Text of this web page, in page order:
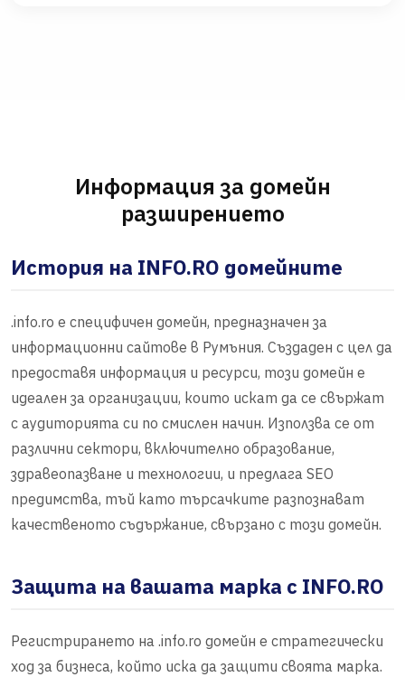
Информация за домейн
разширението
История на INFO.RO домейните
.info.ro е специфичен домейн, предназначен за
информационни сайтове в Румъния. Създаден с цел да
предоставя информация и ресурси, този домейн е
идеален за организации, които искат да се свържат
с аудиторията си по смислен начин. Използва се от
различни сектори, включително образование,
здравеопазване и технологии, и предлага SEO
предимства, тъй като търсачките разпознават
качественото съдържание, свързано с този домейн.
Защита на вашата марка с INFO.RO
Регистрирането на .info.ro домейн е стратегически
ход за бизнеса, който иска да защити своята марка.